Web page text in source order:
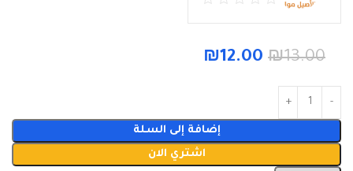
₪13.00
₪12.00
إضافة إلى السلة
اشتري الان